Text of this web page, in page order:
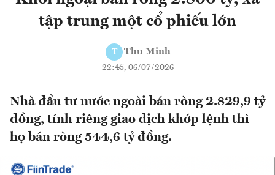
tập trung một cổ phiếu lớn
T Thu Minh
22:45, 06/07/2026
Nhà đầu tư nước ngoài bán ròng 2.829,9 tỷ
đồng, tính riêng giao dịch khớp lệnh thì
họ bán ròng 544,6 tỷ đồng.